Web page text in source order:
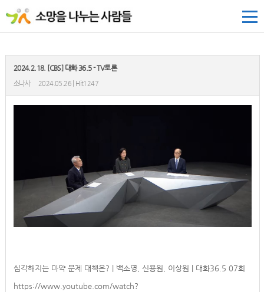
2024.2.18. [CBS] 대화 36.5 - TV토론
소나사 2024.05.26 | Hit1247
심각해지는 마약 문제 대책은? | 백소영, 신용원, 이상원 | 대화36.5 07회
https://www.youtube.com/watch?